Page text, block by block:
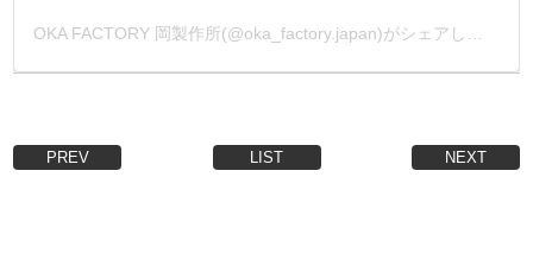
OKA FACTORY 岡製作所(@oka_factory.japan)がシェアした投稿
PREV LIST NEXT